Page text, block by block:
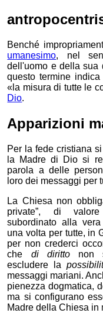
Benché
umanesimo, nel
dell'uomo e della sua
questo termine
la misura di tutte le
Dio.
Apparizioni
Per la fede cristiana
la Madre di Dio si
parola a delle
loro dei messaggi per
La Chiesa non
private”, di
subordinato alla
una volta per tutte, in
per non crederci
che di dirittonon si
escludere la
messaggi mariani.
pienezza dogmatica,
ma si configurano
Madre della Chiesa in